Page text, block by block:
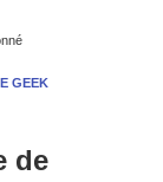
GEEK
de